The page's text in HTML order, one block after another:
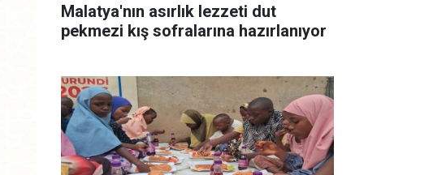
Malatya'nın asırlık lezzeti dut
pekmezi kış sofralarına hazırlanıyor